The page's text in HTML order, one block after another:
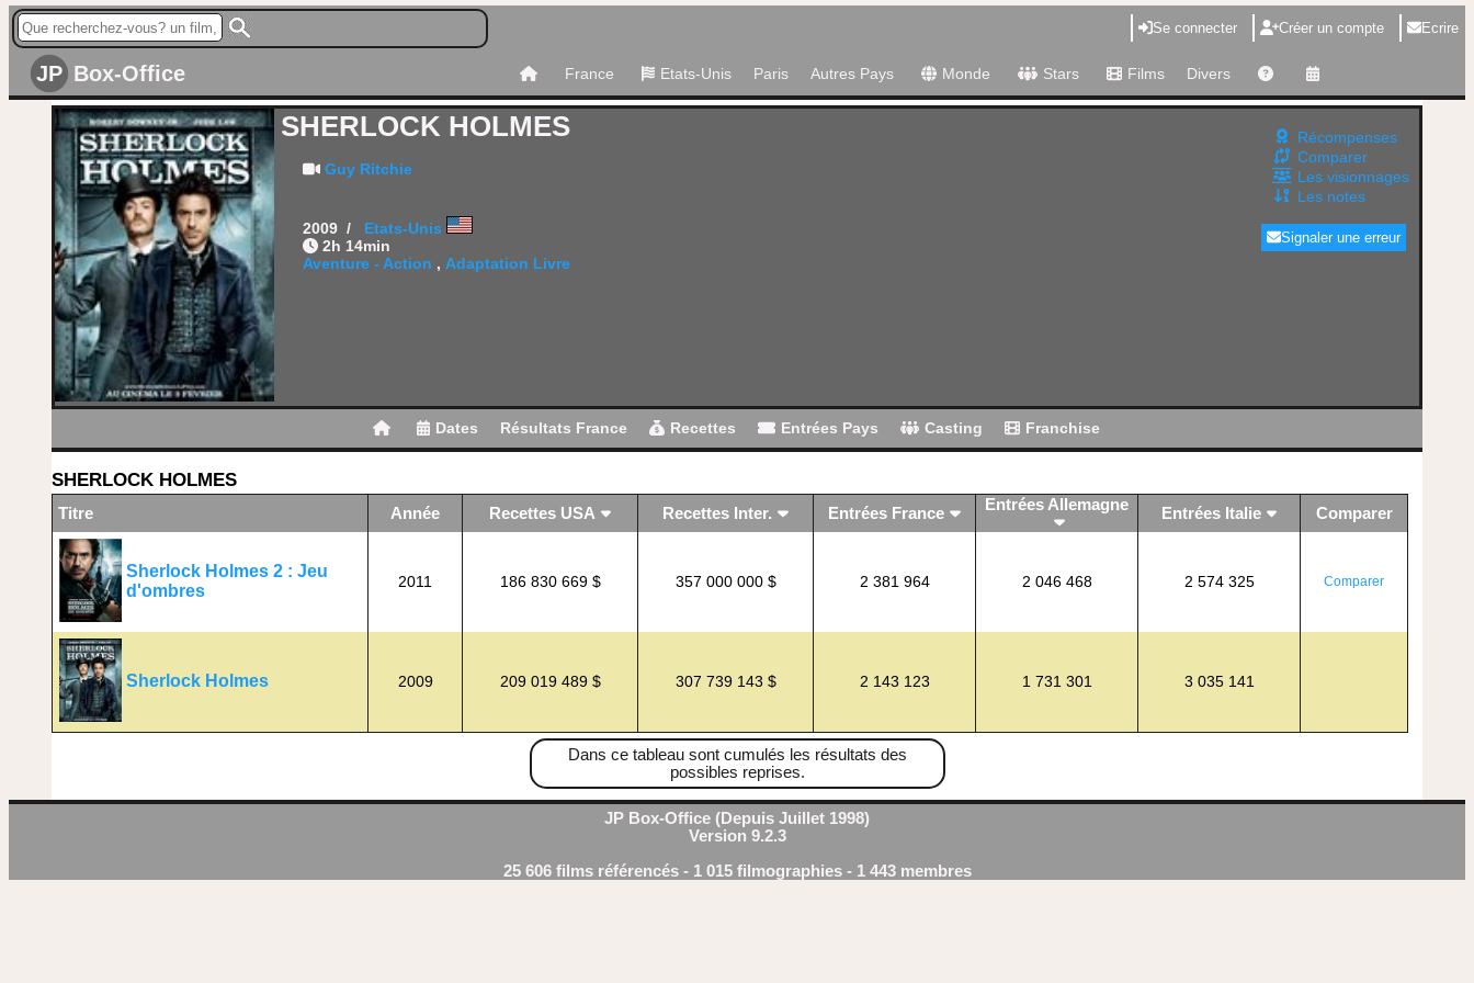
Se connecter Créer un compte Ecrire
JP Box-Office France Etats-Unis Paris Autres Pays Monde Stars Films Divers
SHERLOCK HOLMES
Guy Ritchie
2009 / Etats-Unis
2h 14min
Aventure - Action , Adaptation Livre
Récompenses
Comparer
Les visionnages
Les notes
Signaler une erreur
Dates Résultats France Recettes Entrées Pays Casting Franchise
SHERLOCK HOLMES
Titre Année Recettes USA Recettes Inter. Entrées France Entrées Allemagne Entrées Italie Comparer
Sherlock Holmes 2 : Jeu
d'ombres
2011 186 830 669 $ 357 000 000 $ 2 381 964 2 046 468 2 574 325 Comparer
Sherlock Holmes 2009 209 019 489 $ 307 739 143 $ 2 143 123 1 731 301 3 035 141
Dans ce tableau sont cumulés les résultats des
possibles reprises.
JP Box-Office (Depuis Juillet 1998)
Version 9.2.3
25 606 films référencés - 1 015 filmographies - 1 443 membres